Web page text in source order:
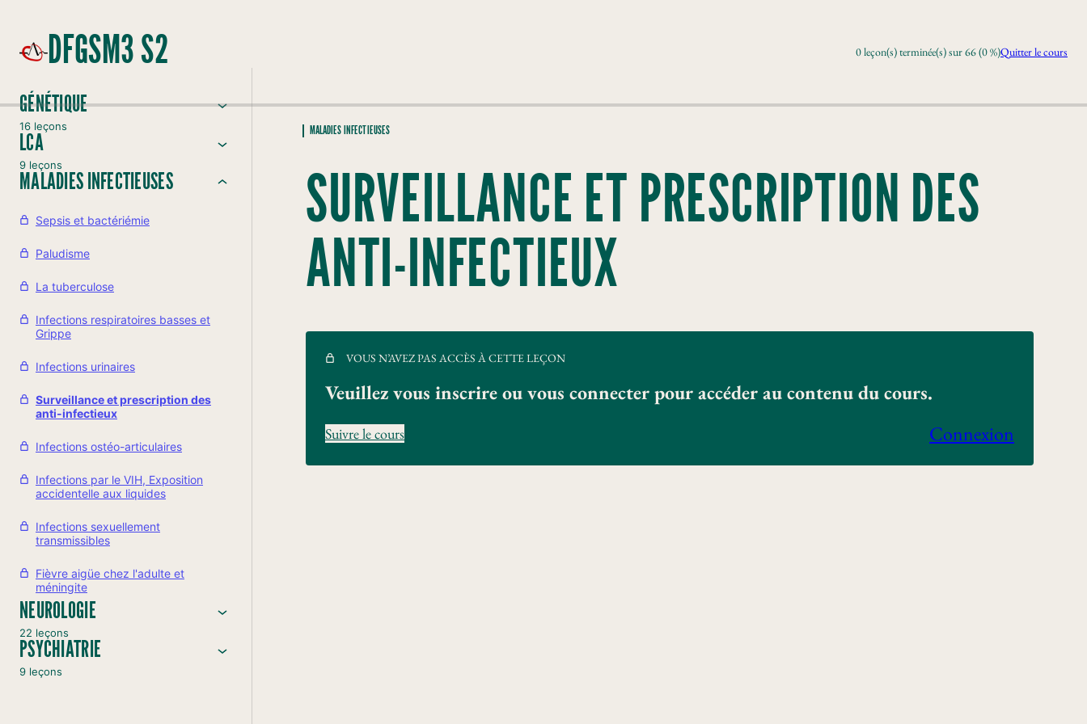
DFGSM3 S2 0 leçon(s) terminée(s) sur 66 (0 %)Quitter le cours
GÉNÉTIQUE
16 leçons
LCA
9 leçons
MALADIES INFECTIEUSES
Sepsis et bactériémie
Paludisme
La tuberculose
Infections respiratoires basses et
Grippe
Infections urinaires
Surveillance et prescription des
anti-infectieux
Infections ostéo-articulaires
Infections par le VIH, Exposition
accidentelle aux liquides
Infections sexuellement
transmissibles
Fièvre aigüe chez l'adulte et
méningite
NEUROLOGIE
22 leçons
PSYCHIATRIE
9 leçons
MALADIES INFECTIEUSES
SURVEILLANCE ET PRESCRIPTION DES
ANTI-INFECTIEUX
VOUS N’AVEZ PAS ACCÈS À CETTE LEÇON
Veuillez vous inscrire ou vous connecter pour accéder au contenu du cours.
Suivre le cours Connexion